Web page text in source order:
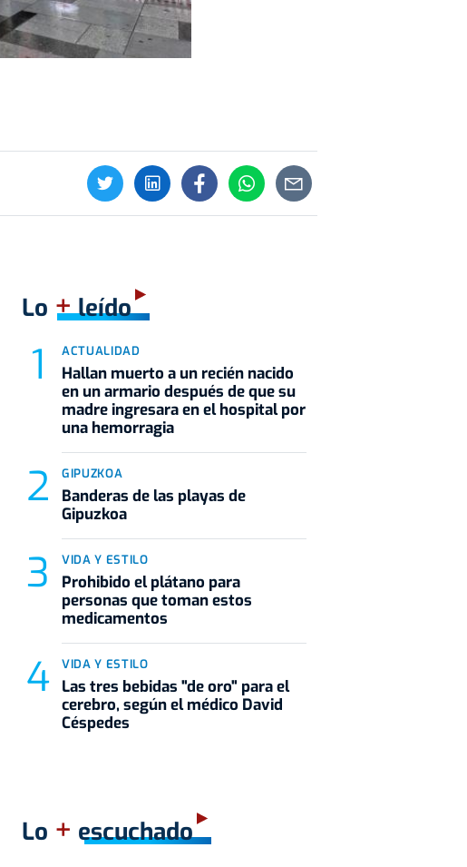
Lo +leído
ACTUALIDAD
Hallan muerto a un recién nacido
en un armario después de que su
madre ingresara en el hospital por
una hemorragia
GIPUZKOA
Banderas de las playas de
Gipuzkoa
VIDA Y ESTILO
Prohibido el plátano para
personas que toman estos
medicamentos
VIDA Y ESTILO
Las tres bebidas "de oro" para el
cerebro, según el médico David
Céspedes
Lo + escuchado